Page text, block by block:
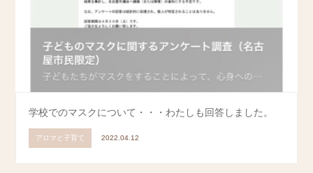
学校でのマスクについて・・・わたしも回答しました。
アロマと子育て 2022.04.12